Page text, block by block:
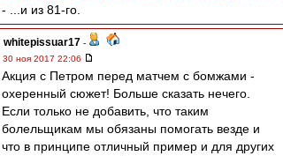
- ...и из 81-го.
whitepissuar17 -
30 ноя 2017 22:06
Акция с Петром перед матчем с бомжами -
охеренный сюжет! Больше сказать нечего.
Если только не добавить, что таким
болельщикам мы обязаны помогать везде и
что в принципе отличный пример и для других